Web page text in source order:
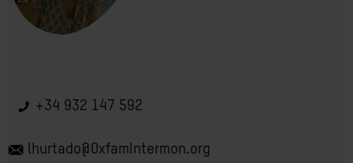
+34 932 147 592
lhurtado@OxfamIntermon.org